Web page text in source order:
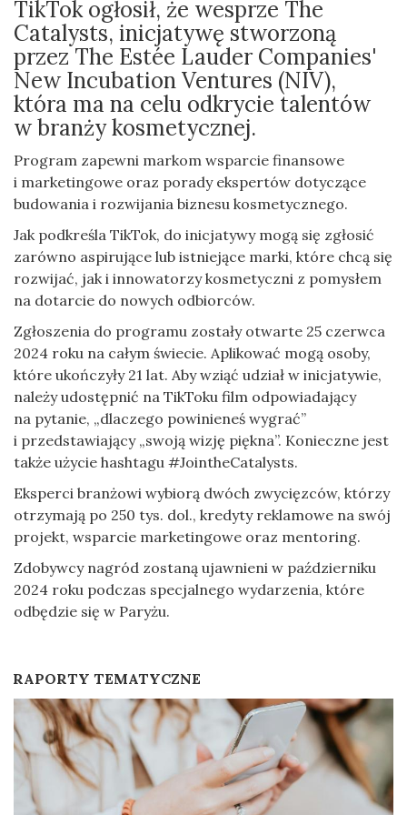
TikTok ogłosił, że wesprze The
Catalysts, inicjatywę stworzoną
przez The Estée Lauder Companies'
New Incubation Ventures (NIV),
która ma na celu odkrycie talentów
w branży kosmetycznej.
Program zapewni markom wsparcie finansowe
i marketingowe oraz porady ekspertów dotyczące
budowania i rozwijania biznesu kosmetycznego.
Jak podkreśla TikTok, do inicjatywy mogą się zgłosić
zarówno aspirujące lub istniejące marki, które chcą się
rozwijać, jak i innowatorzy kosmetyczni z pomysłem
na dotarcie do nowych odbiorców.
Zgłoszenia do programu zostały otwarte 25 czerwca
2024 roku na całym świecie. Aplikować mogą osoby,
które ukończyły 21 lat. Aby wziąć udział w inicjatywie,
należy udostępnić na TikToku film odpowiadający
na pytanie, „dlaczego powinieneś wygrać”
i przedstawiający „swoją wizję piękna”. Konieczne jest
także użycie hashtagu #JointheCatalysts.
Eksperci branżowi wybiorą dwóch zwycięzców, którzy
otrzymają po 250 tys. dol., kredyty reklamowe na swój
projekt, wsparcie marketingowe oraz mentoring.
Zdobywcy nagród zostaną ujawnieni w październiku
2024 roku podczas specjalnego wydarzenia, które
odbędzie się w Paryżu.
RAPORTY TEMATYCZNE